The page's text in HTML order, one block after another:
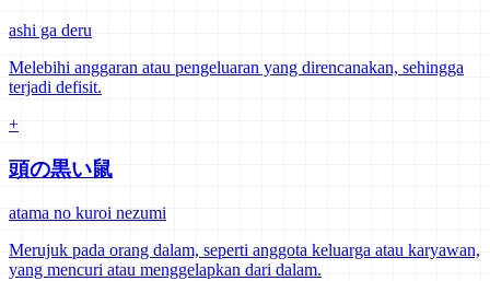
ashi ga deru
Melebihi anggaran atau pengeluaran yang direncanakan, sehingga
terjadi defisit.
+
頭の黒い鼠
atama no kuroi nezumi
Merujuk pada orang dalam, seperti anggota keluarga atau karyawan,
yang mencuri atau menggelapkan dari dalam.